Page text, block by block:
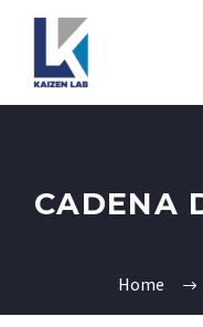
CADENA
Home